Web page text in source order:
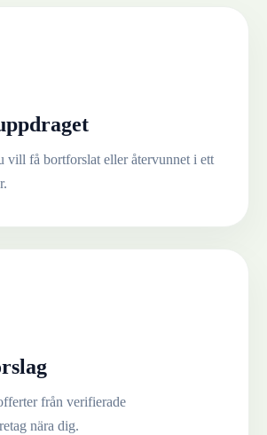
vill få bortforslat eller återvunnet i ett
från verifierade
nära dig.